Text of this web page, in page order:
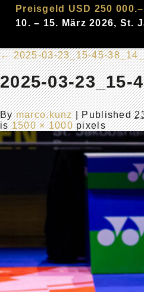
Preisgeld USD 250 000.–
10. – 15. März 2026, St.
←2025-03-23_15-45-
2025-03-23_15-
Bymarco.kunz |Published
is1500 × 1000pixels